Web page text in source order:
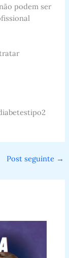
podem ser
Post seguinte →